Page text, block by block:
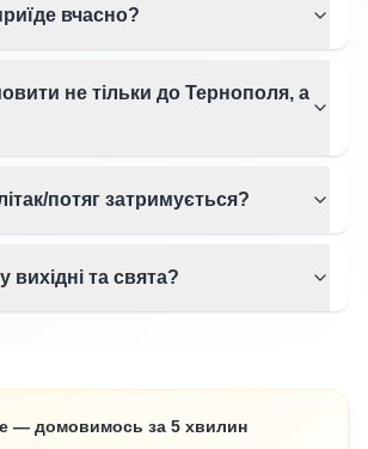
вчасно?
не тільки до Тернополя, а
потяг затримується?
та свята?
— домовимось за 5 хвилин